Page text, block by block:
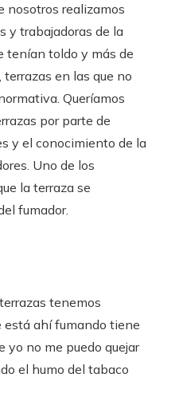
nosotros realizamos
y trabajadoras de la
tenían toldo y más de
en las que no
Queríamos
por parte de
y el conocimiento de la
Uno de los
la terraza se
fumador.
tenemos
está ahí fumando tiene
yo no me puedo quejar
el humo del tabaco